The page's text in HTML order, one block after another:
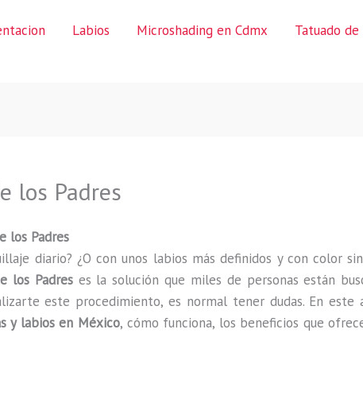
Labios Microshading en Cdmx
Tatuado de
los Padres
los Padres
diario? ¿O con unos labios más definidos y con color
los Padreses la solución que miles de personas están
este procedimiento, es normal tener dudas. En este
y labios en México, cómo funciona, los beneficios que